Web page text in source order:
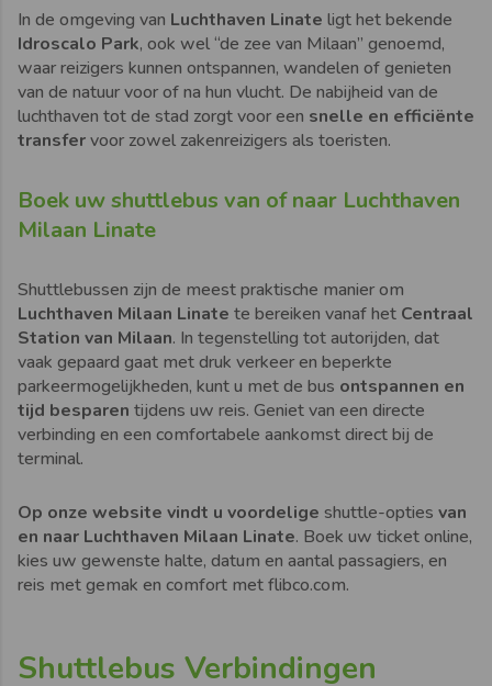
In de omgeving van Luchthaven Linate ligt het bekende
Idroscalo Park, ook wel “de zee van Milaan” genoemd,
waar reizigers kunnen ontspannen, wandelen of genieten
van de natuur voor of na hun vlucht. De nabijheid van de
luchthaven tot de stad zorgt voor een snelle en efficiënte
transfervoor zowel zakenreizigers als toeristen.
Boek uw shuttlebus van of naar Luchthaven
Milaan Linate
Shuttlebussen zijn de meest praktische manier om
Luchthaven Milaan Linate te bereiken vanaf het Centraal
Station van Milaan. In tegenstelling tot autorijden, dat
vaak gepaard gaat met druk verkeer en beperkte
parkeermogelijkheden, kunt u met de bus ontspannen en
tijd besparen tijdens uw reis. Geniet van een directe
verbinding en een comfortabele aankomst direct bij de
terminal.
Op onze website vindt u voordelige shuttle-opties van
en naar Luchthaven Milaan Linate. Boek uw ticket online,
kies uw gewenste halte, datum en aantal passagiers, en
reis met gemak en comfort met flibco.com.
Shuttlebus Verbindingen